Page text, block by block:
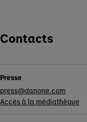
Contacts
Presse
press@danone.com
Accès à la médiathèque